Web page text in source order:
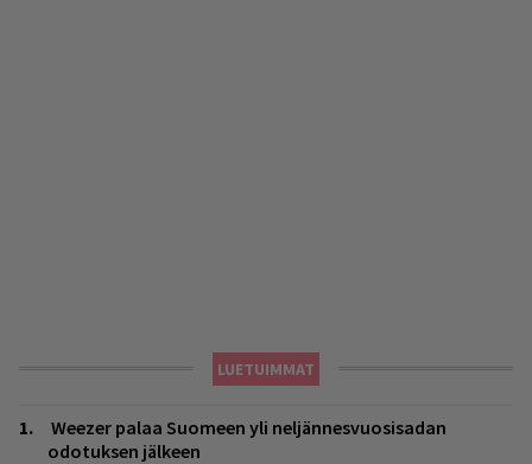
LUETUIMMAT
Weezer palaa Suomeen yli neljännesvuosisadan
odotuksen jälkeen